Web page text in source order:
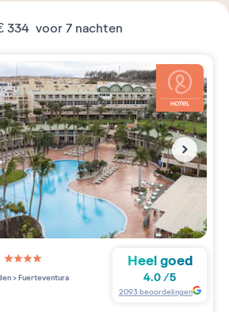
334 voor 7 nachten
4 étoiles sur 5
>Fuerteventura
Heel goed
4.0/5
2093beoordelingen